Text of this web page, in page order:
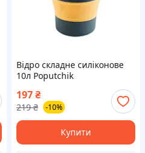
Відро складне силіконове
10л Poputchik
197₴
219 ₴ -10%
Купити